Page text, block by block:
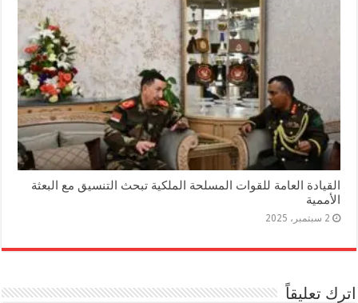
القيادة العامة للقوات المسلحة الملكية تبحث التنسيق مع البعثة
الأممية
2 سبتمبر، 2025
اترك تعليقاً